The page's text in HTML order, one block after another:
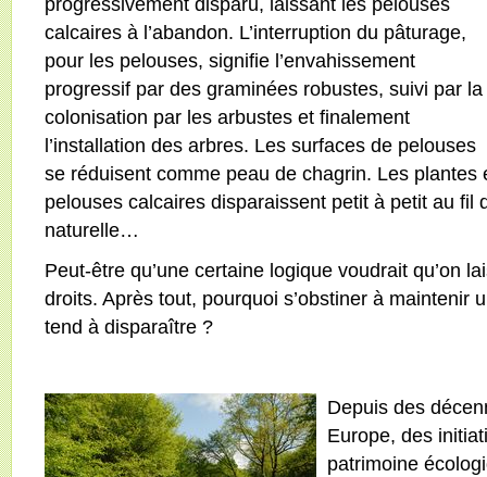
calcaires à l’abandon. L’interruption du pâturage,
pour les pelouses, signifie l’envahissement
progressif par des graminées robustes, suivi par la
colonisation par les arbustes et finalement
l’installation des arbres. Les surfaces de pelouses
se réduisent comme peau de chagrin. Les plantes
pelouses calcaires disparaissent petit à petit au fil
naturelle…
Peut-être qu’une certaine logique voudrait qu’on
droits. Après tout, pourquoi s’obstiner à maintenir
tend à disparaître ?
Depuis des
Europe, des
patrimoine